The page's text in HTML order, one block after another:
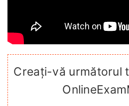
Creați-vă următorul